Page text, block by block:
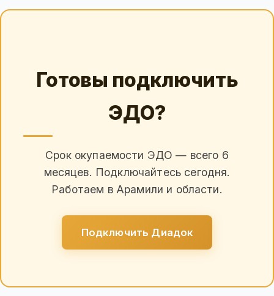
Готовы подключить
ЭДО?
Срок окупаемости ЭДО — всего 6
месяцев. Подключайтесь сегодня.
Работаем в Арамили и области.
Подключить Диадок